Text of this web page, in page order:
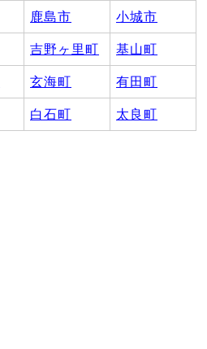
鹿島市 小城市
吉野ヶ里町 基山町
玄海町 有田町
白石町 太良町